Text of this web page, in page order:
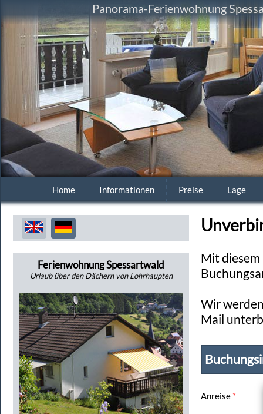
Panorama-Ferienwohnung
Home Informationen Preise Lage
Ferienwohnung Spessartwald
Urlaub über den Dächern von Lohrhaupten
Mit
Wir
Mail
Anreise *